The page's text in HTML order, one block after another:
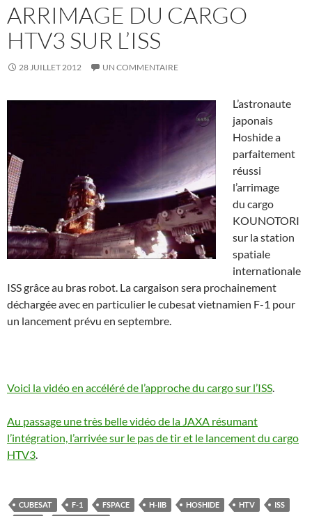
ARRIMAGE DU CARGO
HTV3 SUR L’ISS
28 JUILLET 2012 UN COMMENTAIRE
L’astronaute
japonais
Hoshide a
parfaitement
réussi
l’arrimage
du cargo
KOUNOTORI
sur la station
spatiale
internationale
ISS grâce au bras robot. La cargaison sera prochainement
déchargée avec en particulier le cubesat vietnamien F-1 pour
un lancement prévu en septembre.
Voici la vidéo en accéléré de l’approche du cargo sur l’ISS.
Au passage une très belle vidéo de la JAXA résumant
l’intégration, l’arrivée sur le pas de tir et le lancement du cargo
HTV3.
CUBESAT F-1 FSPACE H-IIB HOSHIDE HTV
ISS